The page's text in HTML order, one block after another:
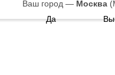
Ваш город — Москва
Да